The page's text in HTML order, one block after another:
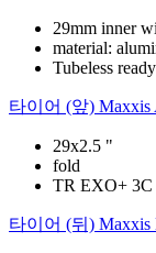
29mm inner
material:
Tubeless
타이어 (앞) Maxxis
29x2.5 "
fold
TR EXO+
타이어 (뒤)